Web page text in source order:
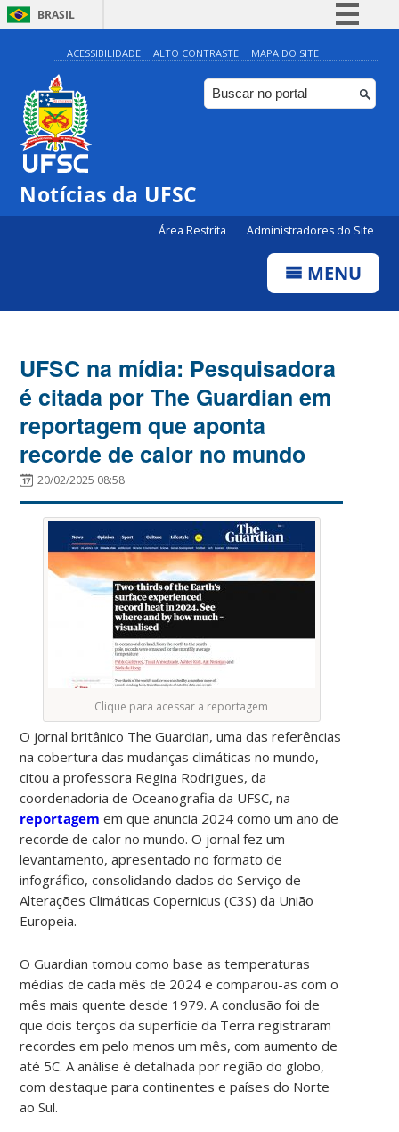
BRASIL
Simplifique!
Comunica BR
Participe
ACESSIBILIDADE ALTO CONTRASTE MAPA DO SITE
Notícias da UFSC
Área Restrita Administradores do Site
MENU
UFSC na mídia: Pesquisadora
é citada por The Guardian em
reportagem que aponta
recorde de calor no mundo
20/02/2025 08:58
Clique para acessar a reportagem
O jornal britânico The Guardian, uma das referências
na cobertura das mudanças climáticas no mundo,
citou a professora Regina Rodrigues, da
coordenadoria de Oceanografia da UFSC, na
reportagemem que anuncia 2024 como um ano de
recorde de calor no mundo. O jornal fez um
levantamento, apresentado no formato de
infográfico, consolidando dados do Serviço de
Alterações Climáticas Copernicus (C3S) da União
Europeia.
O Guardian tomou como base as temperaturas
médias de cada mês de 2024 e comparou-as com o
mês mais quente desde 1979. A conclusão foi de
que dois terços da superfície da Terra registraram
recordes em pelo menos um mês, com aumento de
até 5C. A análise é detalhada por região do globo,
com destaque para continentes e países do Norte
ao Sul.